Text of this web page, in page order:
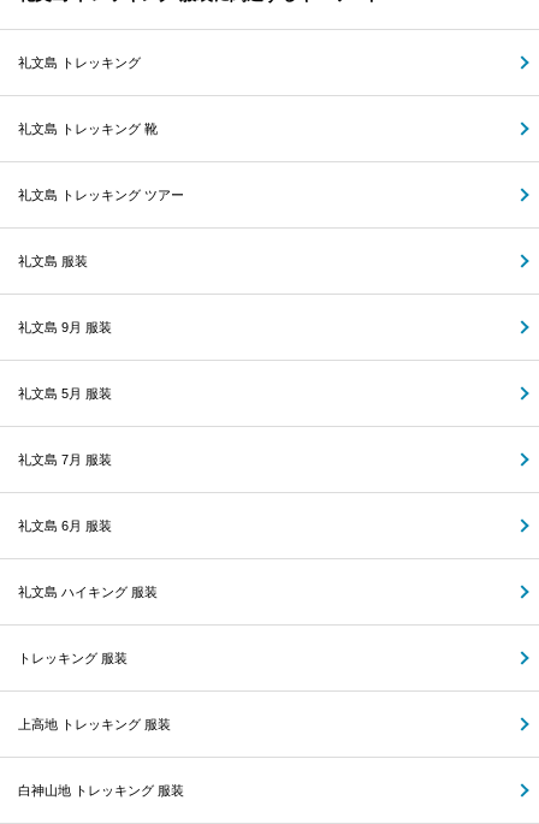
礼文島 トレッキング
礼文島 トレッキング 靴
礼文島 トレッキング ツアー
礼文島 服装
礼文島 9月 服装
礼文島 5月 服装
礼文島 7月 服装
礼文島 6月 服装
礼文島 ハイキング 服装
トレッキング 服装
上高地 トレッキング 服装
白神山地 トレッキング 服装